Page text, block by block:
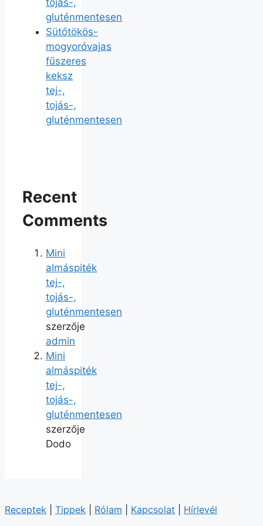
gluténmentesen
Sütőtökös-
mogyoróvajas
fűszeres
keksz
tej-,
tojás-,
gluténmentesen
Recent
Comments
Mini
almáspiték
tej-,
tojás-,
gluténmentesen
szerzője
admin
Mini
almáspiték
tej-,
tojás-,
gluténmentesen
szerzője
Dodo
Receptek Tippek Rólam Kapcsolat Hírlevél